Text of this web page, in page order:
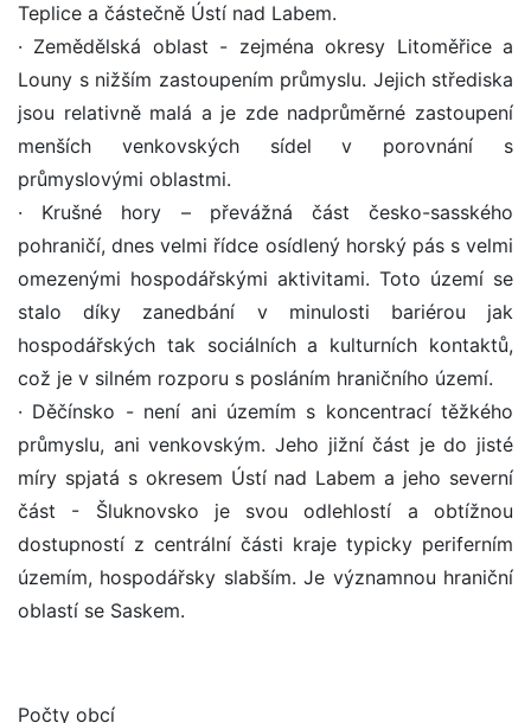
Teplice a částečně Ústí nad Labem.
· Zemědělská oblast - zejména okresy Litoměřice a
Louny s nižším zastoupením průmyslu. Jejich střediska
jsou relativně malá a je zde nadprůměrné zastoupení
menších venkovských sídel v porovnání s
průmyslovými oblastmi.
· Krušné hory – převážná část česko-sasského
pohraničí, dnes velmi řídce osídlený horský pás s velmi
omezenými hospodářskými aktivitami. Toto území se
stalo díky zanedbání v minulosti bariérou jak
hospodářských tak sociálních a kulturních kontaktů,
což je v silném rozporu s posláním hraničního území.
· Děčínsko - není ani územím s koncentrací těžkého
průmyslu, ani venkovským. Jeho jižní část je do jisté
míry spjatá s okresem Ústí nad Labem a jeho severní
část - Šluknovsko je svou odlehlostí a obtížnou
dostupností z centrální části kraje typicky periferním
územím, hospodářsky slabším. Je významnou hraniční
oblastí se Saskem.
Počty obcí